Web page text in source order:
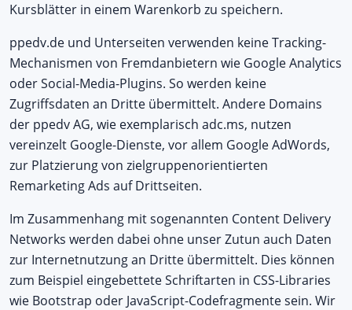
Kursblätter in einem Warenkorb zu speichern.
ppedv.de und Unterseiten verwenden keine Tracking-
Mechanismen von Fremdanbietern wie Google Analytics
oder Social-Media-Plugins. So werden keine
Zugriffsdaten an Dritte übermittelt. Andere Domains
der ppedv AG, wie exemplarisch adc.ms, nutzen
vereinzelt Google-Dienste, vor allem Google AdWords,
zur Platzierung von zielgruppenorientierten
Remarketing Ads auf Drittseiten.
Im Zusammenhang mit sogenannten Content Delivery
Networks werden dabei ohne unser Zutun auch Daten
zur Internetnutzung an Dritte übermittelt. Dies können
zum Beispiel eingebettete Schriftarten in CSS-Libraries
wie Bootstrap oder JavaScript-Codefragmente sein. Wir